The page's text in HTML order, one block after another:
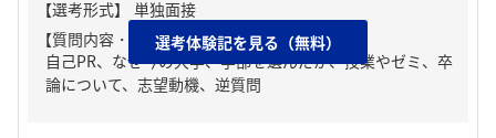
【質問内容・課題】
自己PR、なぜ今の大学、学部を選んだか、授業やゼミ、卒
論について、志望動機、逆質問
選考体験記を見る（無料）